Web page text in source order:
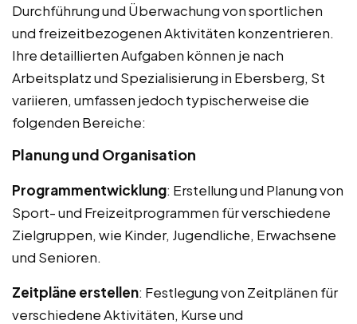
Durchführung und Überwachung von sportlichen
und freizeitbezogenen Aktivitäten konzentrieren.
Ihre detaillierten Aufgaben können je nach
Arbeitsplatz und Spezialisierung in Ebersberg, St
variieren, umfassen jedoch typischerweise die
folgenden Bereiche:
Planung und Organisation
Programmentwicklung: Erstellung und Planung von
Sport- und Freizeitprogrammen für verschiedene
Zielgruppen, wie Kinder, Jugendliche, Erwachsene
und Senioren.
Zeitpläne erstellen: Festlegung von Zeitplänen für
verschiedene Aktivitäten, Kurse und